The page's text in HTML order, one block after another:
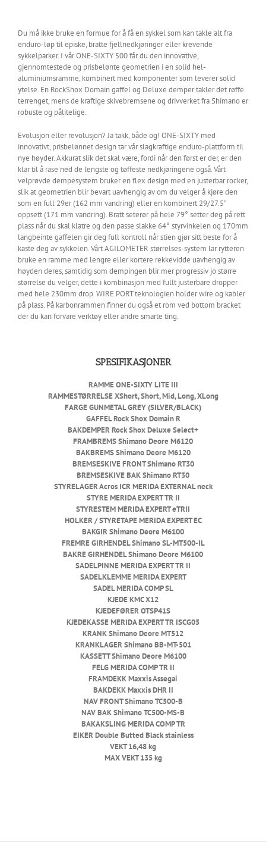
Du må ikke bruke en formue for å få en sykkel som kan takle alt fra
enduro-løp til episke, bratte fjellnedkjøringer eller krevende
sykkelparker. I vår ONE-SIXTY 500 får du den innovative,
gjennomtestede og prisbelønte geometrien i en solid hel-
aluminiumsramme, kombinert med komponenter som leverer solid
ytelse. En RockShox Domain gaffel og Deluxe demper takler det røffe
terrenget, mens de kraftige skivebremsene og drivverket fra Shimano er
robuste og pålitelige.
Evolusjon eller revolusjon? Ja takk, både og! ONE-SIXTY med
innovativt, prisbelønnet design tar vår slagkraftige enduro-plattform til
nye høyder. Akkurat slik det skal være, fordi når den først er der, er den
klar til å rase ned de lengste og tøffeste nedkjøringene også. Vårt
velprøvde dempesystem bruker en flex design med en justerbar rocker,
slik at geometrien blir bevart uavhengig av om du velger å kjøre den
som en full 29er (162 mm vandring) eller en kombinert 29/27.5”
oppsett (171 mm vandring). Bratt seterør på hele 79° setter deg på rett
plass når du skal klatre og den passe slakke 64° styrvinkelen og 170mm
langbeinte gaffelen gir deg full kontroll når stien gjør sitt beste for å
kaste deg av sykkelen. Vårt AGILOMETER størrelses-system lar rytteren
bruke en ramme med lengre eller kortere rekkevidde uavhengig av
høyden deres, samtidig som dempingen blir mer progressiv jo større
størrelse du velger, dette i kombinasjon med fullt justerbare dropper
med hele 230mm drop. WIRE PORT teknologien holder wire og kabler
på plass. På karbonrammen finner du også et rom ved bottom bracket
der du kan forvare verktøy eller andre smarte ting.
SPESIFIKASJONER
RAMME ONE-SIXTY LITE III
RAMMESTØRRELSE XShort, Short, Mid, Long, XLong
FARGEGUNMETAL GREY (SILVER/BLACK)
GAFFEL Rock Shox Domain R
BAKDEMPERRock Shox Deluxe Select+
FRAMBREMSShimano Deore M6120
BAKBREMS Shimano Deore M6120
BREMSESKIVE FRONT Shimano RT30
BREMSESKIVE BAKShimano RT30
STYRELAGERAcros ICR MERIDA EXTERNAL neck
STYRE MERIDA EXPERT TR II
STYRESTEMMERIDA EXPERT eTRII
HOLKER / STYRETAPE MERIDA EXPERT EC
BAKGIRShimano Deore M6100
FREMRE GIRHENDEL Shimano SL-MT500-IL
BAKRE GIRHENDELShimano Deore M6100
SADELPINNEMERIDA EXPERT TR II
SADELKLEMME MERIDA EXPERT
SADEL MERIDA COMP SL
KJEDEKMC X12
KJEDEFØREROTSP41S
KJEDEKASSEMERIDA EXPERT TR ISCG05
KRANKShimano Deore MT512
KRANKLAGER Shimano BB-MT-501
KASSETT Shimano Deore M6100
FELG MERIDA COMP TR II
FRAMDEKKMaxxis Assegai
BAKDEKK Maxxis DHR II
NAV FRONT Shimano TC500-B
NAV BAKShimano TC500-MS-B
BAKAKSLING MERIDA COMP TR
EIKER Double Butted Black stainless
VEKT 16,48 kg
MAX VEKT 135 kg